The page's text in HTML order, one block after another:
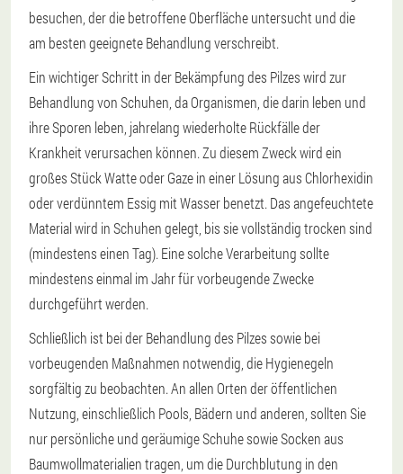
besuchen, der die betroffene Oberfläche untersucht und die
am besten geeignete Behandlung verschreibt.
Ein wichtiger Schritt in der Bekämpfung des Pilzes wird zur
Behandlung von Schuhen, da Organismen, die darin leben und
ihre Sporen leben, jahrelang wiederholte Rückfälle der
Krankheit verursachen können. Zu diesem Zweck wird ein
großes Stück Watte oder Gaze in einer Lösung aus Chlorhexidin
oder verdünntem Essig mit Wasser benetzt. Das angefeuchtete
Material wird in Schuhen gelegt, bis sie vollständig trocken sind
(mindestens einen Tag). Eine solche Verarbeitung sollte
mindestens einmal im Jahr für vorbeugende Zwecke
durchgeführt werden.
Schließlich ist bei der Behandlung des Pilzes sowie bei
vorbeugenden Maßnahmen notwendig, die Hygienegeln
sorgfältig zu beobachten. An allen Orten der öffentlichen
Nutzung, einschließlich Pools, Bädern und anderen, sollten Sie
nur persönliche und geräumige Schuhe sowie Socken aus
Baumwollmaterialien tragen, um die Durchblutung in den